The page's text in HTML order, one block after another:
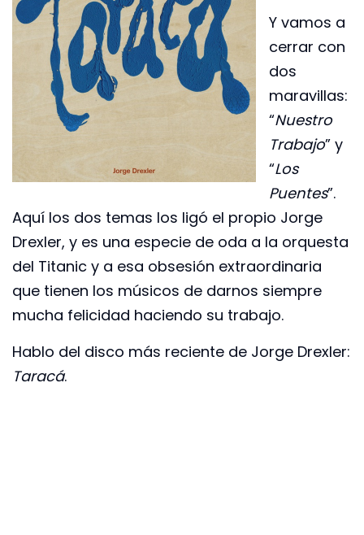
Y vamos a
cerrar con
dos
maravillas:
“Nuestro
Trabajo” y
“Los
Puentes”.
Aquí los dos temas los ligó el propio Jorge
Drexler, y es una especie de oda a la orquesta
del Titanic y a esa obsesión extraordinaria
que tienen los músicos de darnos siempre
mucha felicidad haciendo su trabajo.
Hablo del disco más reciente de Jorge Drexler:
Taracá.